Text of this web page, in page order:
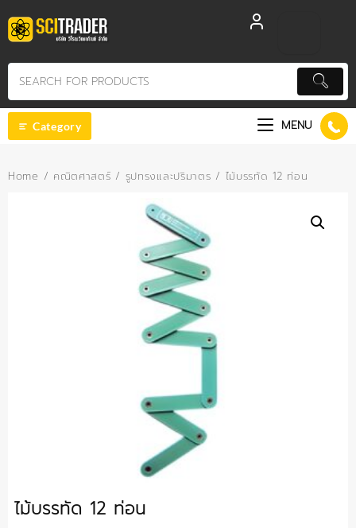
to
content
Category MENU
Home / คณิตศาสตร์ / รูปทรงและปริมาตร / ไม้บรรทัด 12 ท่อน
ไม้บรรทัด 12 ท่อน